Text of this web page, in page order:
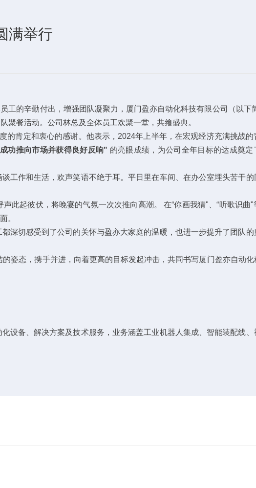
满举行
工的辛勤付出，增强团队凝聚力，厦门盈亦自动化科技有限公司（以下
聚餐活动。公司林总及全体员工欢聚一堂，共飨盛典。
肯定和衷心的感谢。他表示，2024年上半年，在宏观经济充满挑战的
功推向市场并获得良好反响" 的亮眼成绩，为公司全年目标的达成奠定
工作和生活，欢声笑语不绝于耳。平日里在车间、在办公室埋头苦干
此起彼伏，将晚宴的气氛一次次推向高潮。 在“你画我猜"、“听歌识曲
。
深切感受到了公司的关怀与盈亦大家庭的温暖，也进一步提升了团队
姿态，携手并进，向着更高的目标发起冲击，共同书写厦门盈亦自动
设备、解决方案及技术服务，业务涵盖工业机器人集成、智能装配线